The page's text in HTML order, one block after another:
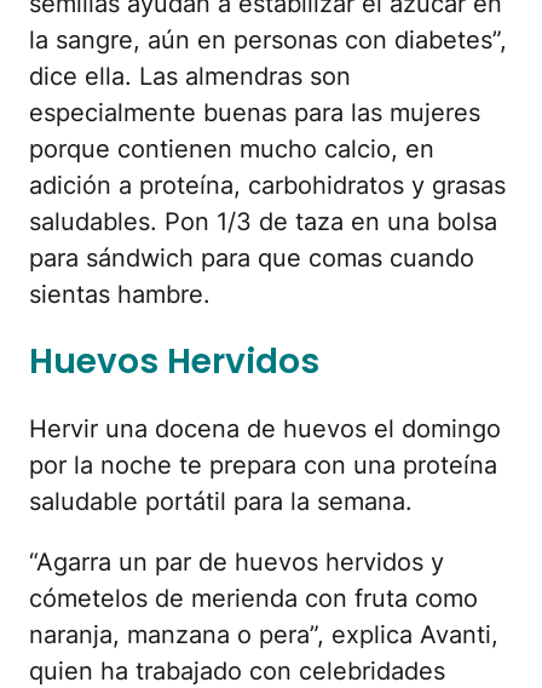
la sangre, aún en personas con diabetes”,
dice ella. Las almendras son
especialmente buenas para las mujeres
porque contienen mucho calcio, en
adición a proteína, carbohidratos y grasas
saludables. Pon 1/3 de taza en una bolsa
para sándwich para que comas cuando
sientas hambre.
Huevos Hervidos
Hervir una docena de huevos el domingo
por la noche te prepara con una proteína
saludable portátil para la semana.
“Agarra un par de huevos hervidos y
cómetelos de merienda con fruta como
naranja, manzana o pera”, explica Avanti,
quien ha trabajado con celebridades